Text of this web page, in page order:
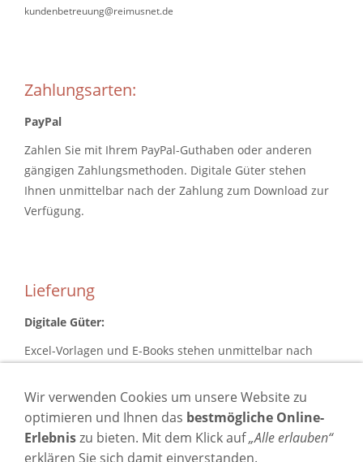
kundenbetreuung@reimusnet.de
Zahlungsarten:
PayPal
Zahlen Sie mit Ihrem PayPal-Guthaben oder anderen
gängigen Zahlungsmethoden. Digitale Güter stehen
Ihnen unmittelbar nach der Zahlung zum Download zur
Verfügung.
Lieferung
Digitale Güter:
Excel-Vorlagen und E-Books stehen unmittelbar nach
Verfügung(Downloadlink in der E-Mail und Link im
Kundenkonto).
Bücher / Print-Journal:
Wir verwenden Cookies um unsere Website zu
optimieren und Ihnen das bestmögliche Online-
Erlebniszu bieten. Mit dem Klick auf„Alle erlauben“
erklären Sie sich damit einverstanden.